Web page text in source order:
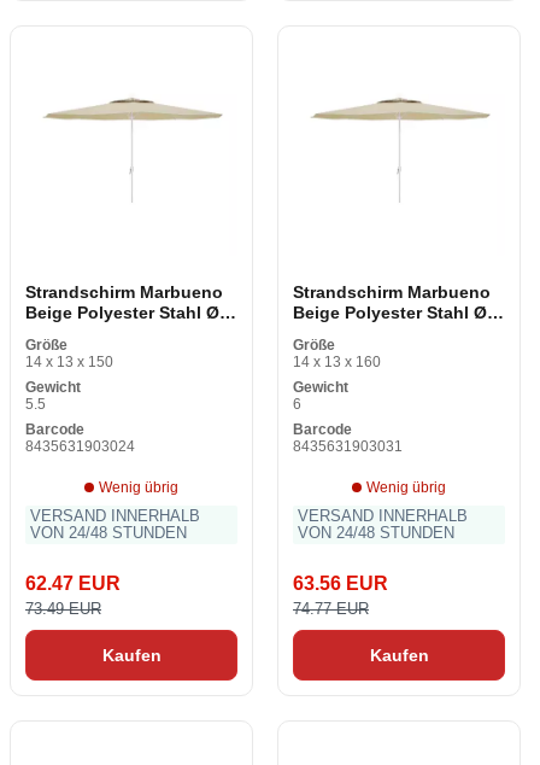
Strandschirm Marbueno
Beige Polyester Stahl Ø
Größe
14 x 13 x 150
Gewicht
5.5
Barcode
8435631903024
Wenig übrig
VERSAND INNERHALB
VON 24/48 STUNDEN
62.47 EUR
73.49 EUR
Kaufen
Strandschirm Marbueno
Beige Polyester Stahl Ø
Größe
14 x 13 x 160
Gewicht
6
Barcode
8435631903031
Wenig übrig
VERSAND INNERHALB
VON 24/48 STUNDEN
63.56 EUR
74.77 EUR
Kaufen